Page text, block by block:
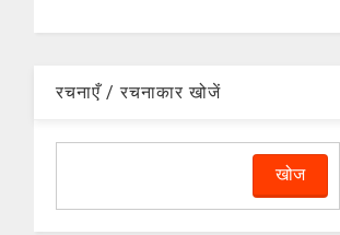
रचनाएँ / रचनाकार खोजें